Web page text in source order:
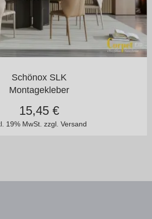
Schönox SLK
Montagekleber
19% MwSt. zzgl. Versand
15,45€